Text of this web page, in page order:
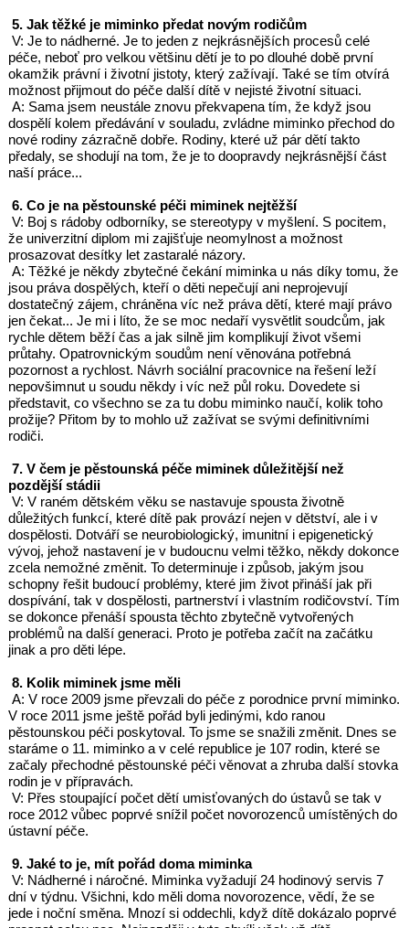
5. Jak těžké je miminko předat novým rodičům
V: Je to nádherné. Je to jeden z nejkrásnějších procesů celé
péče, neboť pro velkou většinu dětí je to po dlouhé době první
okamžik právní i životní jistoty, který zažívají. Také se tím otvírá
možnost přijmout do péče další dítě v nejisté životní situaci.
A: Sama jsem neustále znovu překvapena tím, že když jsou
dospělí kolem předávání v souladu, zvládne miminko přechod do
nové rodiny zázračně dobře. Rodiny, které už pár dětí takto
předaly, se shodují na tom, že je to doopravdy nejkrásnější část
naší práce...
6. Co je na pěstounské péči miminek nejtěžší
V: Boj s rádoby odborníky, se stereotypy v myšlení. S pocitem,
že univerzitní diplom mi zajišťuje neomylnost a možnost
prosazovat desítky let zastaralé názory.
A: Těžké je někdy zbytečné čekání miminka u nás díky tomu, že
jsou práva dospělých, kteří o děti nepečují ani neprojevují
dostatečný zájem, chráněna víc než práva dětí, které mají právo
jen čekat... Je mi i líto, že se moc nedaří vysvětlit soudcům, jak
rychle dětem běží čas a jak silně jim komplikují život všemi
průtahy. Opatrovnickým soudům není věnována potřebná
pozornost a rychlost. Návrh sociální pracovnice na řešení leží
nepovšimnut u soudu někdy i víc než půl roku. Dovedete si
představit, co všechno se za tu dobu miminko naučí, kolik toho
prožije? Přitom by to mohlo už zažívat se svými definitivními
rodiči.
7. V čem je pěstounská péče miminek důležitější než
pozdější stádii
V: V raném dětském věku se nastavuje spousta životně
důležitých funkcí, které dítě pak provází nejen v dětství, ale i v
dospělosti. Dotváří se neurobiologický, imunitní i epigenetický
vývoj, jehož nastavení je v budoucnu velmi těžko, někdy dokonce
zcela nemožné změnit. To determinuje i způsob, jakým jsou
schopny řešit budoucí problémy, které jim život přináší jak při
dospívání, tak v dospělosti, partnerství i vlastním rodičovství. Tím
se dokonce přenáší spousta těchto zbytečně vytvořených
problémů na další generaci. Proto je potřeba začít na začátku
jinak a pro děti lépe.
8. Kolik miminek jsme měli
A: V roce 2009 jsme převzali do péče z porodnice první miminko.
V roce 2011 jsme ještě pořád byli jedinými, kdo ranou
pěstounskou péči poskytoval. To jsme se snažili změnit. Dnes se
staráme o 11. miminko a v celé republice je 107 rodin, které se
začaly přechodné pěstounské péči věnovat a zhruba další stovka
rodin je v přípravách.
V: Přes stoupající počet dětí umisťovaných do ústavů se tak v
roce 2012 vůbec poprvé snížil počet novorozenců umístěných do
ústavní péče.
9. Jaké to je, mít pořád doma miminka
V: Nádherné i náročné. Miminka vyžadují 24 hodinový servis 7
dní v týdnu. Všichni, kdo měli doma novorozence, vědí, že se
jede i noční směna. Mnozí si oddechli, když dítě dokázalo poprvé